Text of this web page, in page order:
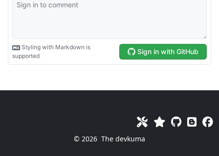
© 2026 The devkuma